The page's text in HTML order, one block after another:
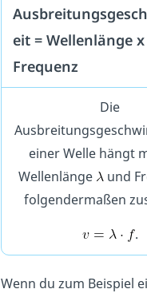
eit = Wellenlänge x
Frequenz
Die
einer Welle hängt
Wellenlänge
und
folgendermaßen
.
Wenn du zum Beispiel